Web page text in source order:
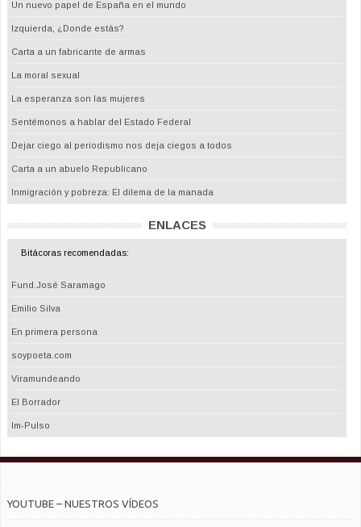
Un nuevo papel de España en el mundo
Izquierda, ¿Donde estás?
Carta a un fabricante de armas
La moral sexual
La esperanza son las mujeres
Sentémonos a hablar del Estado Federal
Dejar ciego al periodismo nos deja ciegos a todos
Carta a un abuelo Republicano
Inmigración y pobreza: El dilema de la manada
ENLACES
Bitácoras recomendadas:
Fund.José Saramago
Emilio Silva
En primera persona
soypoeta.com
Viramundeando
El Borrador
Im-Pulso
YOUTUBE – NUESTROS VÍDEOS